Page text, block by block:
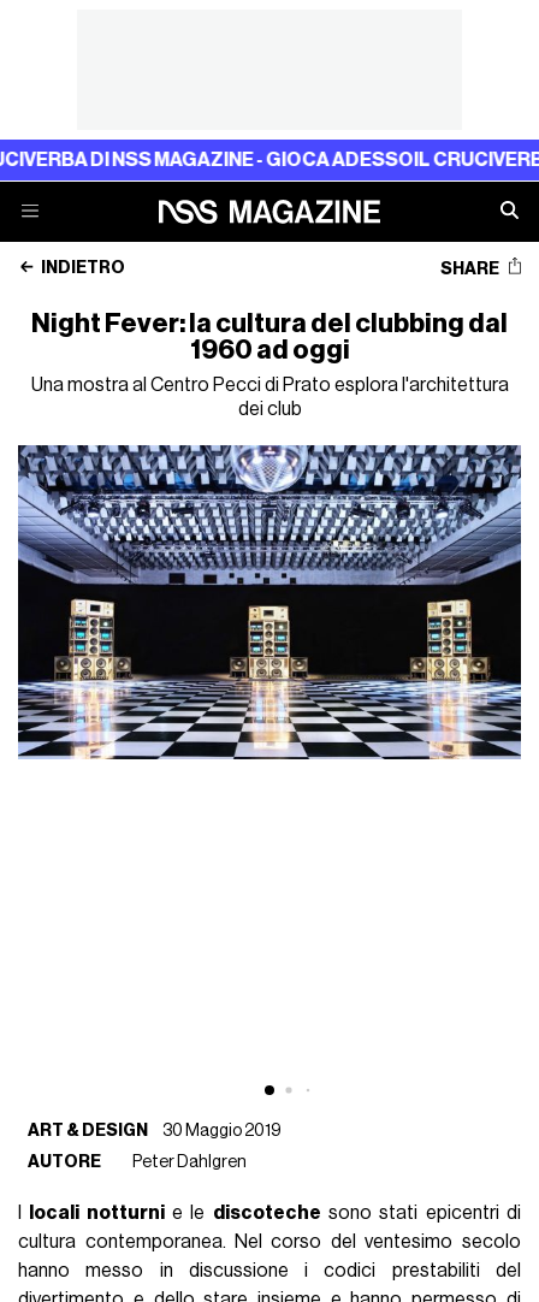
MAGAZINE - GIOCA ADESSOIL CRUCIVERBA DI NSS
INDIETRO SHARE
Night Fever: la cultura del clubbing dal
1960 ad oggi
Una mostra al Centro Pecci di Prato esplora l'architettura
dei club
ART & DESIGN
30 Maggio 2019
AUTORE
Peter Dahlgren
locali notturnie le discoteche sono stati epicentri di
cultura contemporanea. Nel corso del ventesimo secolo
hanno messo in discussione i codici prestabiliti del